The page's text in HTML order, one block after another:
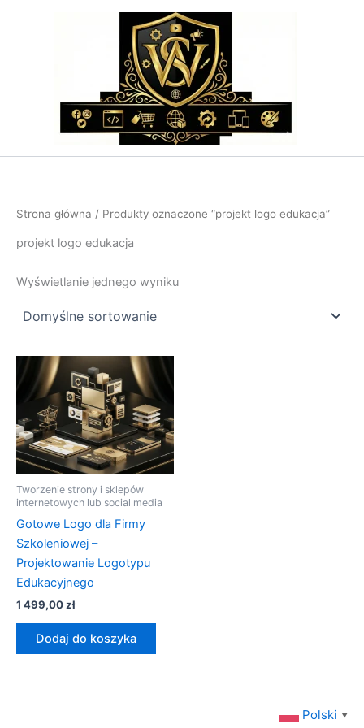
Strona główna / Produkty oznaczone “projekt logo edukacja”
projekt logo edukacja
Wyświetlanie jednego wyniku
Tworzenie strony i sklepów
internetowych lub social media
Gotowe Logo dla Firmy
Szkoleniowej –
Projektowanie Logotypu
Edukacyjnego
1 499,00zł
Dodaj do koszyka
Polski ▼